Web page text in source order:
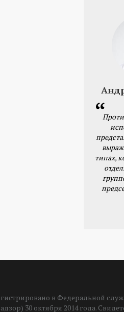
типах,
в Федеральной
30 октября 2014 года.